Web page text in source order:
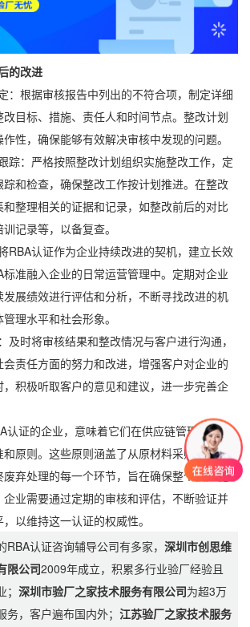
的改进
根据审核报告中列出的不符合项，制定详细
目标、措施、责任人和时间节点。整改计划
性，确保能够有效解决审核中发现的问题。
：严格按照整改计划组织实施整改工作，定
和检查，确保整改工作按计划推进。在整改
整理相关的证据和记录，如整改前后的对比
记录等，以备复查。
认证作为企业持续改进的契机，建立长效
准融入企业的日常运营管理中。定期对企业
展绩效进行评估和分析，不断寻找改进的机
理水平和社会形象。
时将审核结果和整改情况与客户进行沟通，
责任方面的努力和改进，增强客户对企业的
积极听取客户的意见和建议，进一步完善企
证的企业，意味着它们在供应链管理上遵循
原则。这些原则涵盖了从原材料采购到产品
弃处理的每一个环节，旨在确保整个供应链
业需要通过定期的审核和评估，不断验证并
以维持这一认证的权威性。
RBA认证咨询辅导公司有多家，深圳市创思维
限公司2009年成立，积累多行业验厂经验且
；深圳市验厂之家技术服务有限公司为超3万
务，客户遍布国内外；江苏验厂之家技术服务